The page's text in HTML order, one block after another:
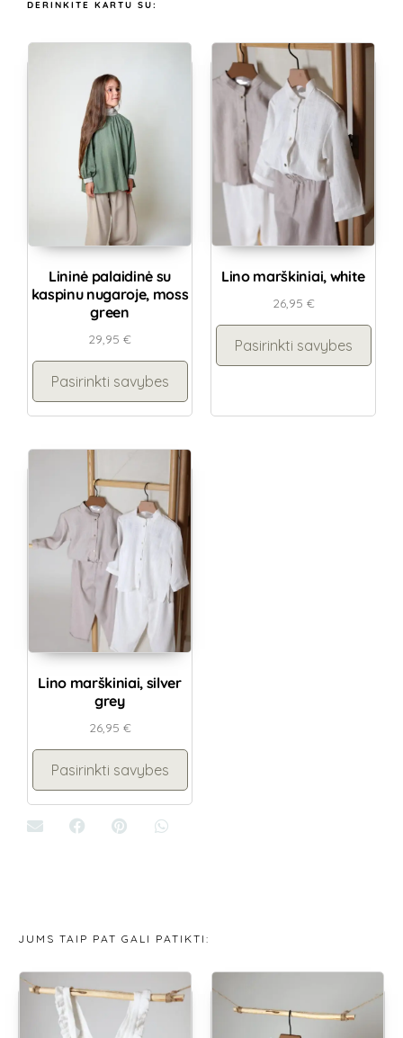
DERINKITE KARTU SU:
Lininė palaidinė su
kaspinu nugaroje, moss
green
29,95 €
Pasirinkti savybes
Lino marškiniai, white
26,95 €
Pasirinkti savybes
Lino marškiniai, silver
grey
26,95 €
Pasirinkti savybes
JUMS TAIP PAT GALI PATIKTI: